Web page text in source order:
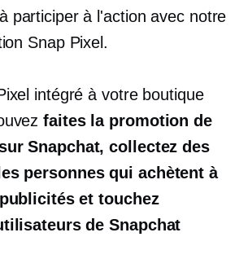
participer à l'action avec notre
Snap Pixel.
intégré à votre boutique
faites la promotion de
Snapchat, collectez des
personnes qui achètent à
et touchez
de Snapchat